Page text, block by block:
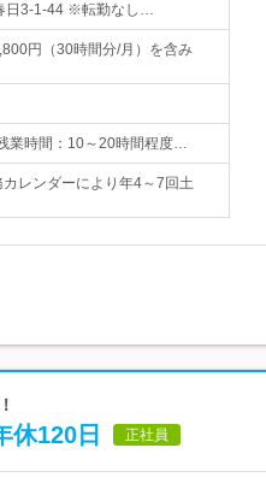
日3-1-44 ※転勤なし…
円（30時間分/月）を含み
業時間：10～20時間程度…
レンダーにより年4～7回土
休120日 正社員